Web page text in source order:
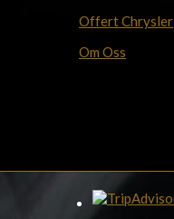
Offert Chrysler
Om Oss